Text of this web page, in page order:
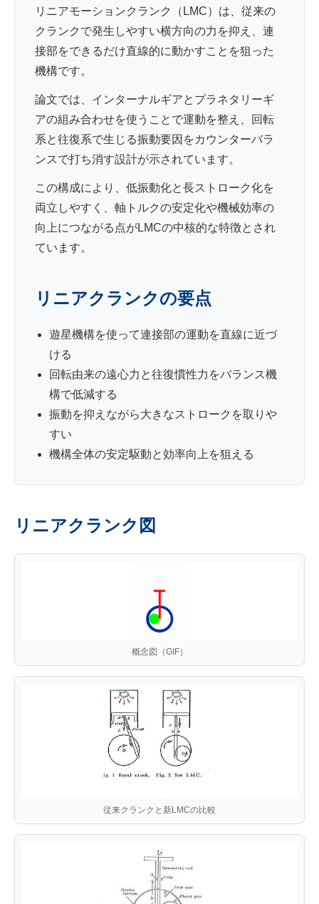
リニアモーションクランク（LMC）は、従来の
クランクで発生しやすい横方向の力を抑え、連
接部をできるだけ直線的に動かすことを狙った
機構です。
論文では、インターナルギアとプラネタリーギ
アの組み合わせを使うことで運動を整え、回転
系と往復系で生じる振動要因をカウンターバラ
ンスで打ち消す設計が示されています。
この構成により、低振動化と長ストローク化を
両立しやすく、軸トルクの安定化や機械効率の
向上につながる点がLMCの中核的な特徴とされ
ています。
リニアクランクの要点
遊星機構を使って連接部の運動を直線に近づ
ける
回転由来の遠心力と往復慣性力をバランス機
構で低減する
振動を抑えながら大きなストロークを取りや
すい
機構全体の安定駆動と効率向上を狙える
リニアクランク図
概念図（GIF）
従来クランクと新LMCの比較